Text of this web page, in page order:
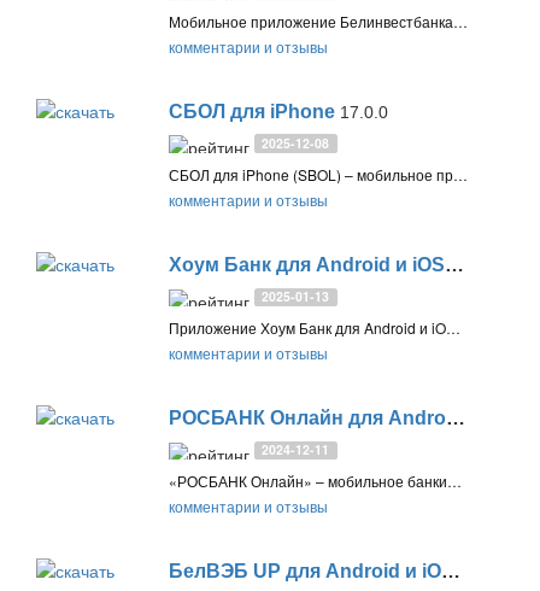
Мобильное приложение Белинвестбанка для Android и iOS позволяет при помощи смартфона или планшета управлять финансами, просматривать баланс карт и счетов, оплачивать услуги, а также выполнять другие операции
комментарии и отзывы
СБОЛ для iPhone 17.0.0
2025-12-08
СБОЛ для iPhone (SBOL) – мобильное приложение интернет-банкинга с поддержкой функций СберБанк Онлайн для iOS. Управляйте вашими картами и счетами Сбера, оплачивайте услуги и переводите деньги
комментарии и отзывы
Хоум Банк для Android и iOS9.10.0
2025-01-13
Приложение Хоум Банк для Android и iOS: управление кредитами, дебетовыми и кредитными картами, вкладами и счетами. Предлагает бесплатные переводы, платежи, кэшбэк до 30%, рефинансирование и круглосуточную поддержку
комментарии и отзывы
РОСБАНК Онлайн для Android и iPhone
2024-12-11
«РОСБАНК Онлайн» – мобильное банкинг приложение для Android и iPhone. С его помощью можно безопасно управлять своими счетами, картами, вкладами и кредитами, контролировать расходы, получать кэшбек и бонусы
комментарии и отзывы
БелВЭБ UP для Android и iOS